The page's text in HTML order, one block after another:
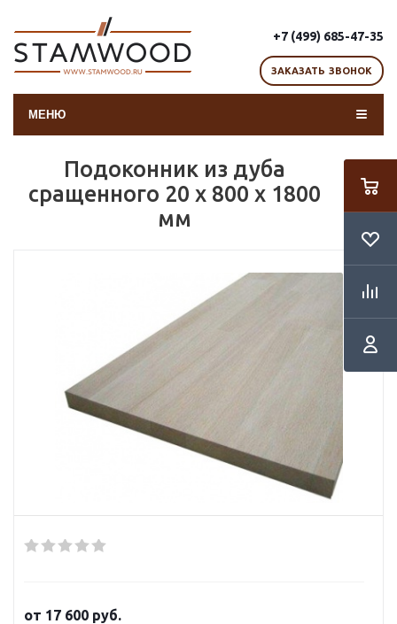
+7 (499) 685-47-35
ЗАКАЗАТЬ ЗВОНОК
МЕНЮ
Подоконник из дуба
сращенного 20 х 800 х 1800
мм
от 17 600 руб.